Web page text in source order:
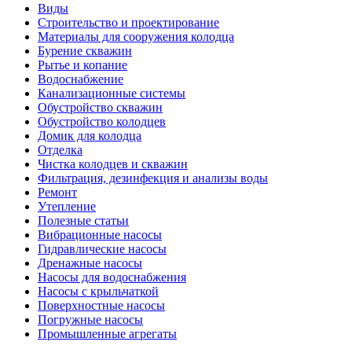
Виды
Строительство и проектирование
Материалы для сооружения колодца
Бурение скважин
Рытье и копание
Водоснабжение
Канализационные системы
Обустройство скважин
Обустройство колодцев
Домик для колодца
Отделка
Чистка колодцев и скважин
Фильтрация, дезинфекция и анализы воды
Ремонт
Утепление
Полезные статьи
Вибрационные насосы
Гидравлические насосы
Дренажные насосы
Насосы для водоснабжения
Насосы с крыльчаткой
Поверхностные насосы
Погружные насосы
Промышленные агрегаты